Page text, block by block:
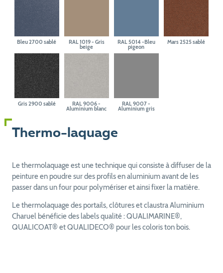
Bleu 2700 sablé RAL 1019 - Gris
beige
RAL 5014 -Bleu
pigeon
Mars 2525 sablé
Gris 2900 sablé RAL 9006 -
Aluminium blanc
RAL 9007 -
Aluminium gris
Thermo-laquage
Le thermolaquage est une technique qui consiste à diffuser de la
peinture en poudre sur des profils en aluminium avant de les
passer dans un four pour polymériser et ainsi fixer la matière.
Le thermolaquage des portails, clôtures et claustra Aluminium
Charuel bénéficie des labels qualité : QUALIMARINE®,
QUALICOAT® et QUALIDECO® pour les coloris ton bois.